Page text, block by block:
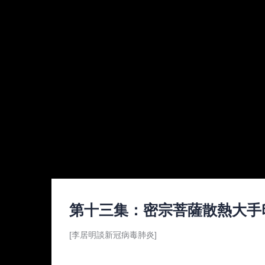
第十三集：密宗菩薩散熱大手
[李居明談新冠病毒肺炎]